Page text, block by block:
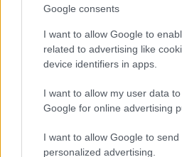
Google consents
I want to allow Google to
related to advertising like
device identifiers in apps.
I want to allow my user data
Google for online advertising
I want to allow Google to send
personalized advertising.
devrait booster les ventes de